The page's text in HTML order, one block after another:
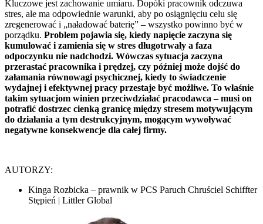
Kluczowe jest zachowanie umiaru. Dopóki pracownik odczuwa
stres, ale ma odpowiednie warunki, aby po osiągnięciu celu się
zregenerować i „naładować baterię” – wszystko powinno być w
porządku. Problem pojawia się, kiedy napięcie zaczyna się
kumulować i zamienia się w stres długotrwały a faza
odpoczynku nie nadchodzi. Wówczas sytuacja zaczyna
przerastać pracownika i prędzej, czy później może dojść do
załamania równowagi psychicznej, kiedy to świadczenie
wydajnej i efektywnej pracy przestaje być możliwe. To właśnie
takim sytuacjom winien przeciwdziałać pracodawca – musi on
potrafić dostrzec cienką granicę między stresem motywującym
do działania a tym destrukcyjnym, mogącym wywoływać
negatywne konsekwencje dla całej firmy.
AUTORZY:
Kinga Rozbicka – prawnik w PCS Paruch Chruściel Schiffter
Stępień | Littler Global